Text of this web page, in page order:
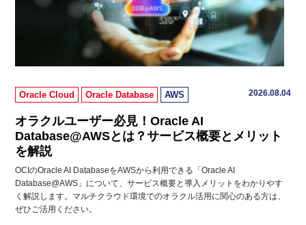
Oracle Cloud Oracle Database AWS 2026.08.04
オラクルユーザー必見！Oracle AI
Database@AWSとは？サービス概要とメリット
を解説
OCIのOracle AI DatabaseをAWSから利用できる「Oracle AI
Database@AWS」について、サービス概要と導入メリットをわかりやす
く解説します。マルチクラウド環境でのオラクル活用に関心のある方は、
ぜひご活用ください。